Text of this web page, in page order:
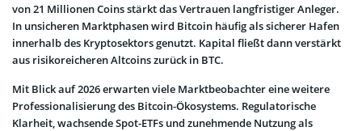
von 21 Millionen Coins stärkt das Vertrauen langfristiger Anleger.
In unsicheren Marktphasen wird Bitcoin häufig als sicherer Hafen
innerhalb des Kryptosektors genutzt. Kapital fließt dann verstärkt
aus risikoreicheren Altcoins zurück in BTC.
Mit Blick auf 2026 erwarten viele Marktbeobachter eine weitere
Professionalisierung des Bitcoin-Ökosystems. Regulatorische
Klarheit, wachsende Spot-ETFs und zunehmende Nutzung als